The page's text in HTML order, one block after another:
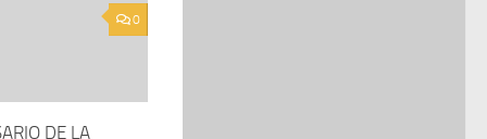
0
DE LA